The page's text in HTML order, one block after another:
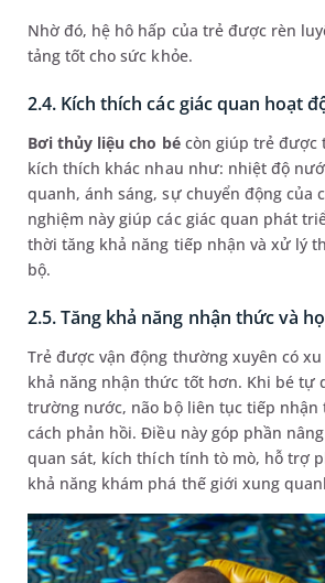
Nhờ đó, hệ hô hấp của trẻ được rèn
tảng tốt cho sức khỏe.
2.4. Kích thích các giác quan hoạt
Bơi thủy liệu cho bé còn giúp trẻ được
kích thích khác nhau như: nhiệt độ
quanh, ánh sáng, sự chuyển động của
nghiệm này giúp các giác quan phát
thời tăng khả năng tiếp nhận và xử lý
bộ.
2.5. Tăng khả năng nhận thức và
Trẻ được vận động thường xuyên có
khả năng nhận thức tốt hơn. Khi bé tự
trường nước, não bộ liên tục tiếp nhận
cách phản hồi. Điều này góp phần
quan sát, kích thích tính tò mò, hỗ trợ
khả năng khám phá thế giới xung